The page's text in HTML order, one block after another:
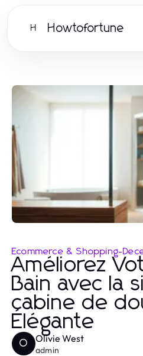
H Howtofortune
Ecommerce & Shopping-
Améliorez
Bain avec la
cabine de
Élégante
O Olivie West
admin